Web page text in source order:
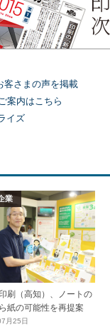
客さまの声を掲載
案内はこちら
イズ
業
刷（高知）、ノートの
紙の可能性を再提案
月25日